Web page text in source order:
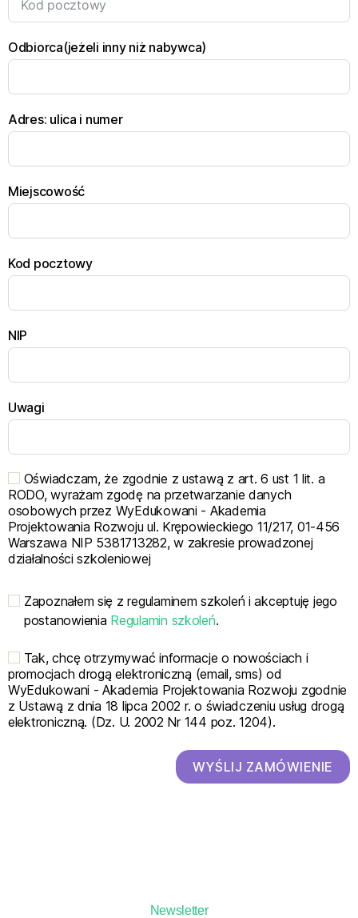
Odbiorca(jeżeli inny niż nabywca)
Adres: ulica i numer
Miejscowość
Kod pocztowy
NIP
Uwagi
Oświadczam, że zgodnie z ustawą z art. 6 ust 1 lit. a
RODO, wyrażam zgodę na przetwarzanie danych
osobowych przez WyEdukowani - Akademia
Projektowania Rozwoju ul. Krępowieckiego 11/217, 01-456
Warszawa NIP 5381713282, w zakresie prowadzonej
działalności szkoleniowej
Zapoznałem się z regulaminem szkoleń i akceptuję jego
postanowienia Regulamin szkoleń.
Tak, chcę otrzymywać informacje o nowościach i
promocjach drogą elektroniczną (email, sms) od
WyEdukowani - Akademia Projektowania Rozwoju zgodnie
z Ustawą z dnia 18 lipca 2002 r. o świadczeniu usług drogą
elektroniczną. (Dz. U. 2002 Nr 144 poz. 1204).
WYŚLIJ ZAMÓWIENIE
Newsletter